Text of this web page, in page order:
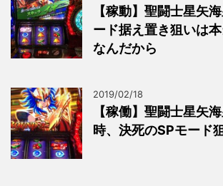
【稼動】聖闘士星矢
ード据え置き狙いは
なんだから
2019/02/18
【稼働】聖闘士星矢
時、決死のSPモード